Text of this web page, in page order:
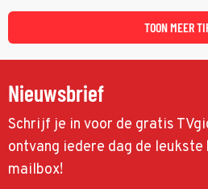
TOON MEER
Nieuwsbrief
Schrijf je in voor de gratis
ontvang iedere dag de
mailbox!